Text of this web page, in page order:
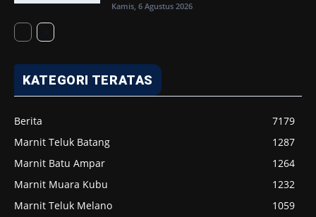
Kamis, 6 Agustus 2026
KATEGORI TERATAS
Berita
7179
Marnit Teluk Batang
1287
Marnit Batu Ampar
1264
Marnit Muara Kubu
1232
Marnit Teluk Melano
1059